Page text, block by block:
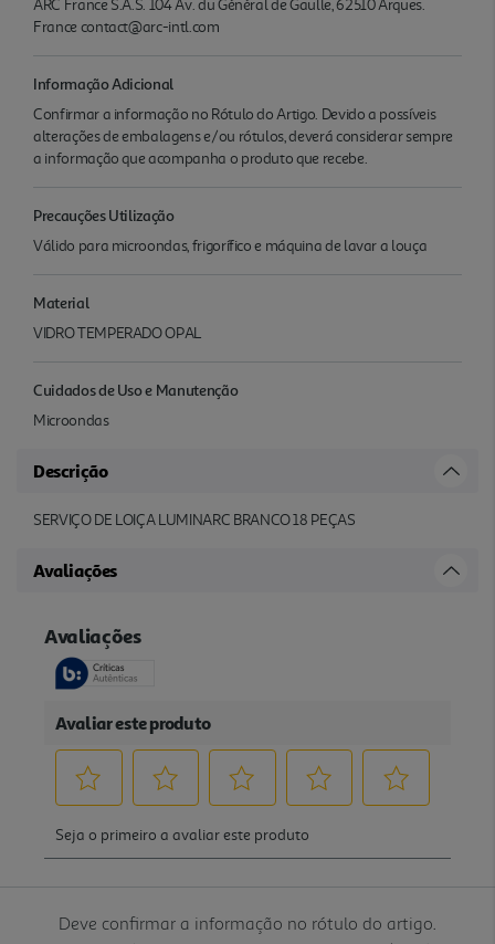
ARC France S.A.S. 104 Av. du Général de Gaulle, 62510 Arques.
France contact@arc-intl.com
Informação Adicional
Confirmar a informação no Rótulo do Artigo. Devido a possíveis
alterações de embalagens e/ou rótulos, deverá considerar sempre
a informação que acompanha o produto que recebe.
Precauções Utilização
Válido para microondas, frigorífico e máquina de lavar a louça
Material
VIDRO TEMPERADO OPAL
Cuidados de Uso e Manutenção
Microondas
Descrição
SERVIÇO DE LOIÇA LUMINARC BRANCO 18 PEÇAS
Avaliações
Deve confirmar a informação no rótulo do artigo.